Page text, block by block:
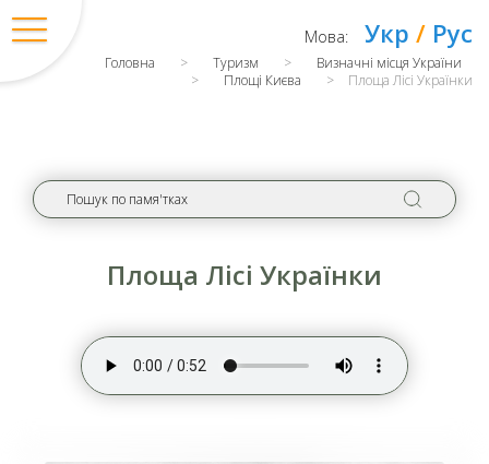
Укр / Рус
Мова:
Головна > Туризм >
Визначні місця України
>
Площі Києва > Площа Лісі Українки
Площа Лісі Українки